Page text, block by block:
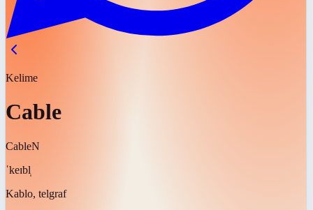
Kelime
Cable
CableN
ˈkeɪbl̩
Kablo, telgraf